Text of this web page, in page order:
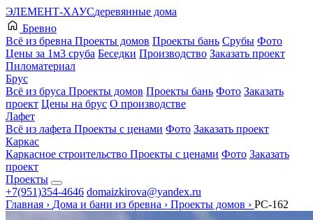
ЭЛЕМЕНТ-ХАУСдеревянные дома
Бревно
Всё из бревна Проекты домов Проекты бань Срубы Фото
Цены за 1м3 сруба Беседки Производство Заказать проект
Пиломатериал
Брус
Всё из бруса Проекты домов Проекты бань Фото Заказать
проект Цены на брус О производстве
Лафет
Всё из лафета Проекты с ценами Фото Заказать проект
Каркас
Каркасное строительство Проекты с ценами Фото Заказать
проект
Проекты
+7(951)354-4646 domaizkirova@yandex.ru
Главная › Дома и бани из бревна › Проекты домов › РС-162